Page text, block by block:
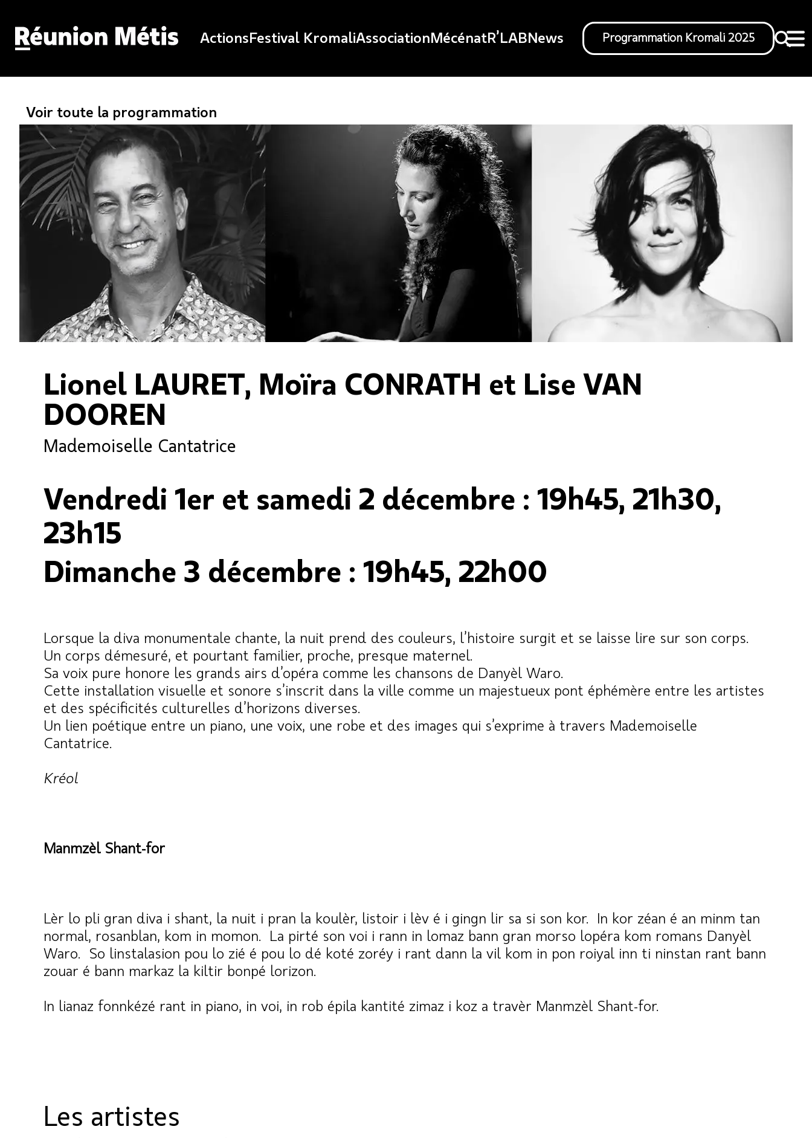
Actions Festival KromaliAssociation MécénatR’LAB News Programmation Kromali 2025
Voir toute la programmation
Lionel LAURET, Moïra CONRATH et Lise VAN
DOOREN
Mademoiselle Cantatrice
Vendredi 1er et samedi 2 décembre : 19h45, 21h30,
23h15
Dimanche 3 décembre : 19h45, 22h00
Lorsque la diva monumentale chante, la nuit prend des couleurs, l’histoire surgit et se laisse lire sur son corps.
Un corps démesuré, et pourtant familier, proche, presque maternel.
Sa voix pure honore les grands airs d’opéra comme les chansons de Danyèl Waro.
Cette installation visuelle et sonore s’inscrit dans la ville comme un majestueux pont éphémère entre les artistes
et des spécificités culturelles d’horizons diverses.
Un lien poétique entre un piano, une voix, une robe et des images qui s’exprime à travers Mademoiselle
Cantatrice.
Kréol
Manmzèl Shant-for
Lèr lo pli gran diva i shant, la nuit i pran la koulèr, listoir i lèv é i gingn lir sa si son kor. In kor zéan é an minm tan
normal, rosanblan, kom in momon. La pirté son voi i rann in lomaz bann gran morso lopéra kom romans Danyèl
Waro. So linstalasion pou lo zié é pou lo dé koté zoréy i rant dann la vil kom in pon roiyal inn ti ninstan rant bann
zouar é bann markaz la kiltir bonpé lorizon.
In lianaz fonnkézé rant in piano, in voi, in rob épila kantité zimaz i koz a travèr Manmzèl Shant-for.
Les artistes